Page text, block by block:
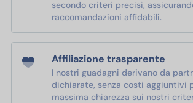
secondo criteri precisi,
raccomandazioni affidabili.
Affiliazione trasparente
I nostri guadagni derivano da
dichiarate, senza costi aggiuntivi
massima chiarezza sui nostri